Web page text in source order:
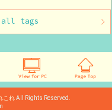
all tags
これ All Rights Reserved.